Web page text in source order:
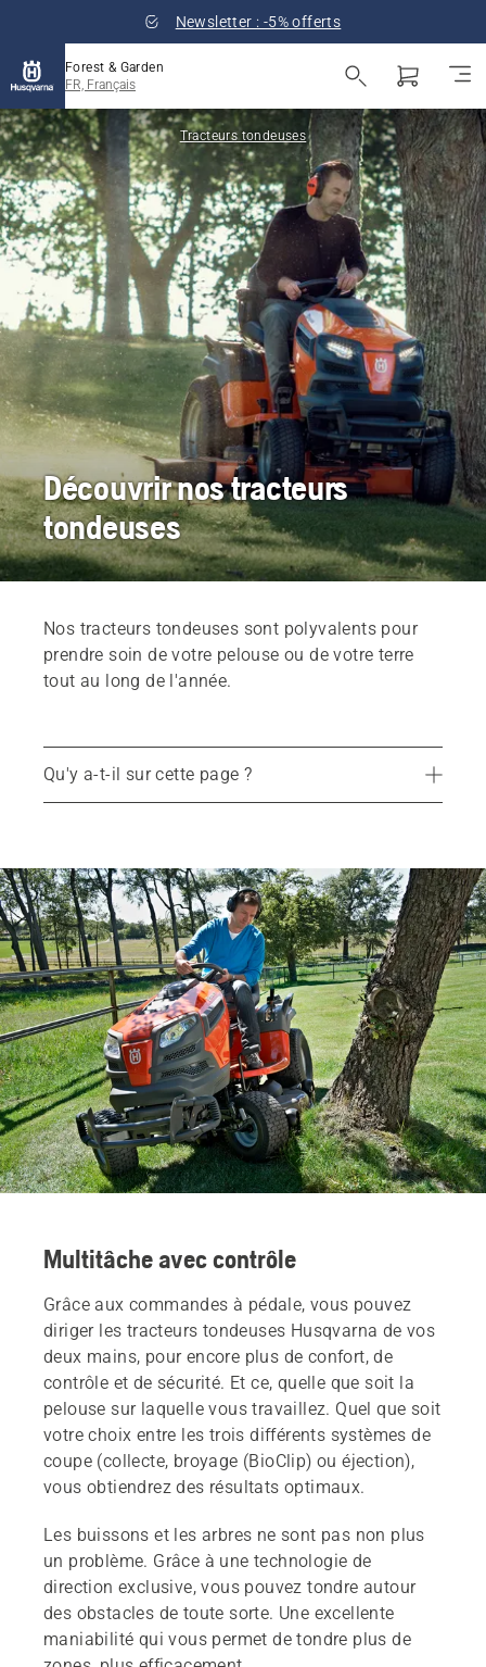
Newsletter : -5% offerts
Forest & Garden
FR, Français
Tracteurs tondeuses
Découvrir nos tracteurs
tondeuses
Nos tracteurs tondeuses sont polyvalents pour
prendre soin de votre pelouse ou de votre terre
tout au long de l'année.
Qu'y a-t-il sur cette page ?
Produits recommandés
Services
Pièces de rechange et accessoires
Trouvez votre revendeur le plus proche
Multitâche avec contrôle
Grâce aux commandes à pédale, vous pouvez
diriger les tracteurs tondeuses Husqvarna de vos
deux mains, pour encore plus de confort, de
contrôle et de sécurité. Et ce, quelle que soit la
pelouse sur laquelle vous travaillez. Quel que soit
votre choix entre les trois différents systèmes de
coupe (collecte, broyage (BioClip) ou éjection),
vous obtiendrez des résultats optimaux.
Les buissons et les arbres ne sont pas non plus
un problème. Grâce à une technologie de
direction exclusive, vous pouvez tondre autour
des obstacles de toute sorte. Une excellente
maniabilité qui vous permet de tondre plus de